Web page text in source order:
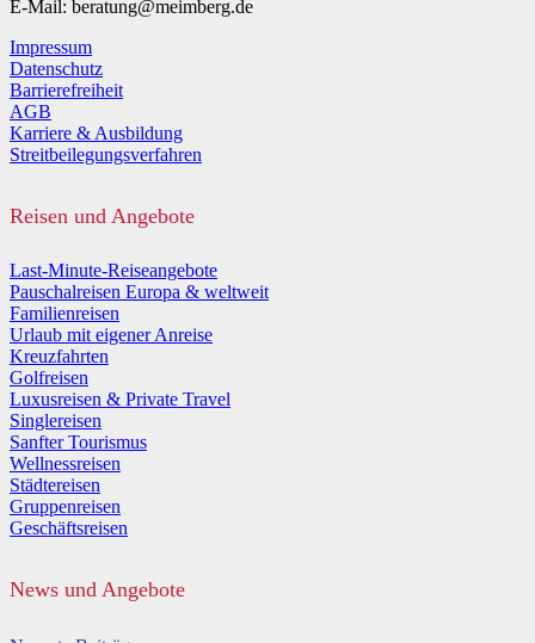
E-Mail: beratung@meimberg.de
Impressum
Datenschutz
Barrierefreiheit
AGB
Karriere & Ausbildung
Streitbeilegungsverfahren
Reisen und Angebote
Last-Minute-Reiseangebote
Pauschalreisen Europa & weltweit
Familienreisen
Urlaub mit eigener Anreise
Kreuzfahrten
Golfreisen
Luxusreisen & Private Travel
Singlereisen
Sanfter Tourismus
Wellnessreisen
Städtereisen
Gruppenreisen
Geschäftsreisen
News und Angebote